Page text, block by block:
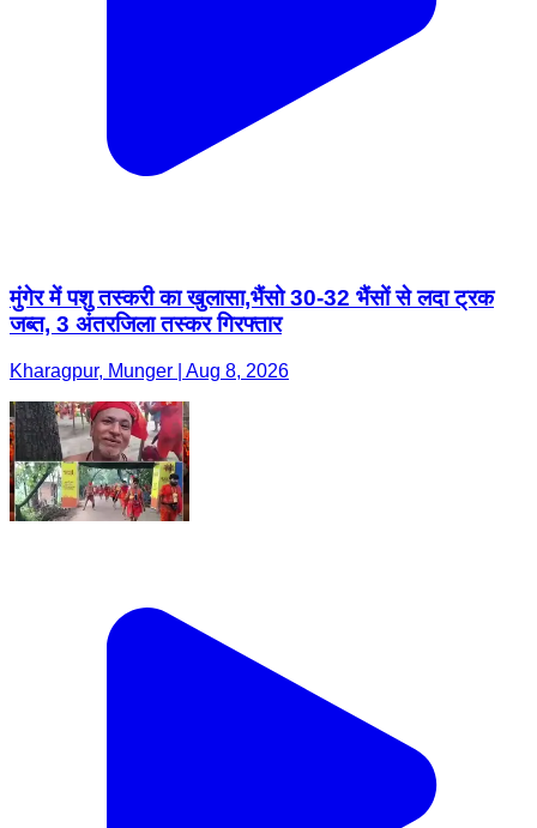
मुंगेर में पशु तस्करी का खुलासा,भैंसो 30-32 भैंसों से लदा ट्रक
जब्त, 3 अंतरजिला तस्कर गिरफ्तार
Kharagpur, Munger | Aug 8, 2026